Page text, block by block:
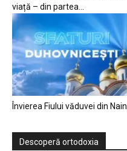
viață – din partea...
Învierea Fiului văduvei din Nain
Descoperă ortodoxia